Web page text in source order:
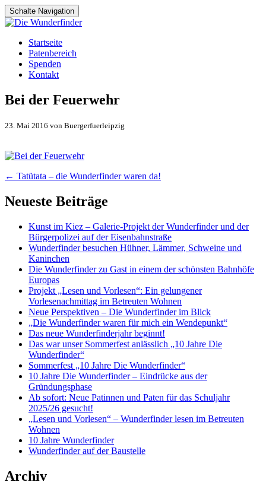
Schalte Navigation
Zum
Inhalt
springen
Startseite
Patenbereich
Spenden
Kontakt
Bei der Feuerwehr
23. Mai 2016 von Buergerfuerleipzig
Artikel-
Navigation
← Tatütata – die Wunderfinder waren da!
Neueste Beiträge
Kunst im Kiez – Galerie-Projekt der Wunderfinder und der
Bürgerpolizei auf der Eisenbahnstraße
Wunderfinder besuchen Hühner, Lämmer, Schweine und
Kaninchen
Die Wunderfinder zu Gast in einem der schönsten Bahnhöfe
Europas
Projekt „Lesen und Vorlesen“: Ein gelungener
Vorlesenachmittag im Betreuten Wohnen
Neue Perspektiven – Die Wunderfinder im Blick
„Die Wunderfinder waren für mich ein Wendepunkt“
Das neue Wunderfinderjahr beginnt!
Das war unser Sommerfest anlässlich „10 Jahre Die
Wunderfinder“
Sommerfest „10 Jahre Die Wunderfinder“
10 Jahre Die Wunderfinder – Eindrücke aus der
Gründungsphase
Ab sofort: Neue Patinnen und Paten für das Schuljahr
2025/26 gesucht!
„Lesen und Vorlesen“ – Wunderfinder lesen im Betreuten
Wohnen
10 Jahre Wunderfinder
Wunderfinder auf der Baustelle
Archiv